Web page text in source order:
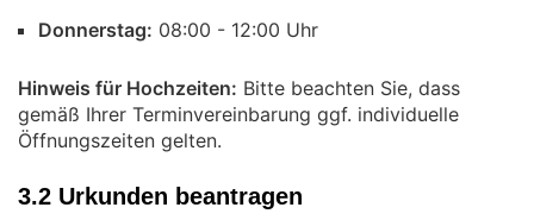
Donnerstag:
Uhr
Hinweis für Hochzeiten: Bitte beachten Sie, dass
gemäß Ihrer Terminvereinbarung ggf. individuelle
Öffnungszeiten gelten.
3.2 Urkunden beantragen